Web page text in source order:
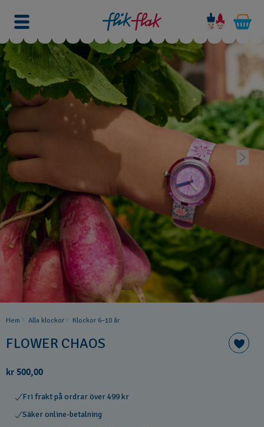
Hem Alla klockor Klockor 6–10 år
FLOWER CHAOS
kr 500,00
Fri frakt på ordrar över 499 kr
Säker online-betalning